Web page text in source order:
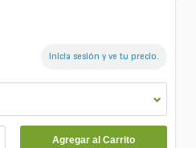
Inicia sesión y ve tu precio.
Agregar al Carrito